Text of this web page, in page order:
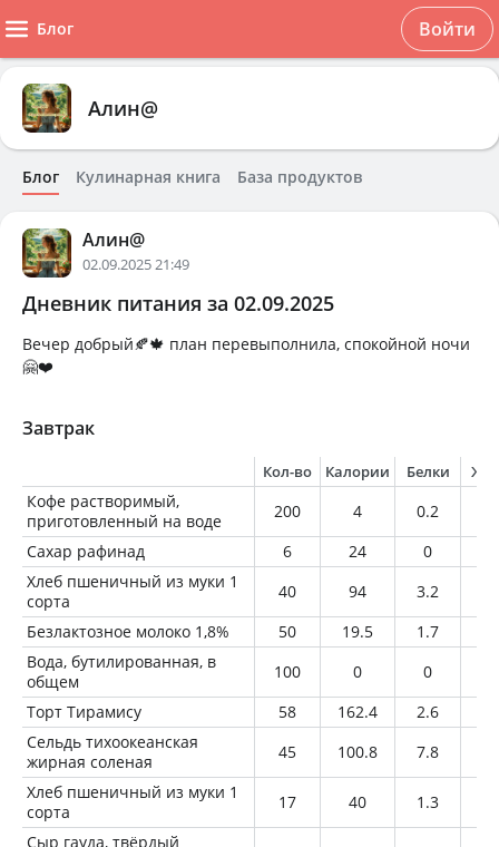
Блог Войти
Алин@
Блог Кулинарная книга База продуктов
Алин@
02.09.2025 21:49
Дневник питания за 02.09.2025
Вечер добрый🍂🍁 план перевыполнила, спокойной ночи
🤗❤️
Завтрак
Кол-во Калории Белки
Кофе растворимый,
приготовленный на воде
200 4 0.2
Сахар рафинад
6 24 0
Хлеб пшеничный из муки 1
сорта
40 94 3.2
Безлактозное молоко 1,8%
50 19.5 1.7
Вода, бутилированная, в
общем
100 0 0
Торт Тирамису
58 162.4 2.6
Сельдь тихоокеанская
жирная соленая
45 100.8 7.8
Хлеб пшеничный из муки 1
сорта
17 40 1.3
Сыр гауда, твёрдый